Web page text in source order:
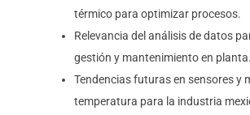
térmico para optimizar procesos.
Relevancia del análisis de datos
gestión y mantenimiento en planta.
Tendencias futuras en sensores y
temperatura para la industria